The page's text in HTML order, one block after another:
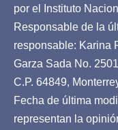
por el Instituto
Responsable de la
responsable: Karina
Garza Sada No.
C.P. 64849,
Fecha de última
representan la